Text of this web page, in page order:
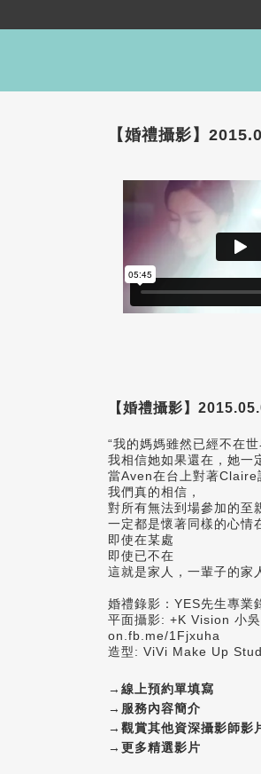
【婚禮攝影】
【婚禮攝影】
“我的媽媽雖然已經不在世
我相信她如果還在，她一
當Aven在台上對著Claire
我們真的相信，
對所有無法到場參加的至
一定都是懷著同樣的心情
即使在某處
即使已不在
這就是家人，一輩子的家
婚禮錄影：YES先生專業
平面攝影: +K Vision 小吳
on.fb.me/1Fjxuha
造型: ViVi Make Up
→ 線上預約單填寫
→ 服務內容簡介
→ 觀賞其他資深攝影師影
→ 更多精選影片